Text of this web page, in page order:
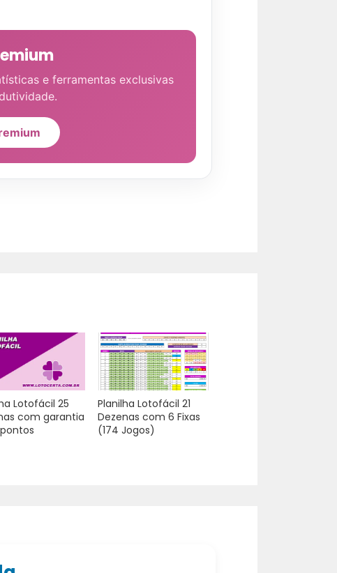
e ferramentas exclusivas
Lotofácil 25
com garantia
Planilha Lotofácil 21
Dezenas com 6 Fixas
(174 Jogos)